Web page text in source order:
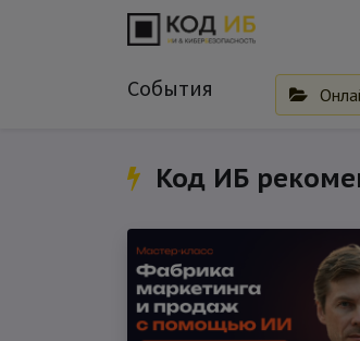
События
Код ИБ